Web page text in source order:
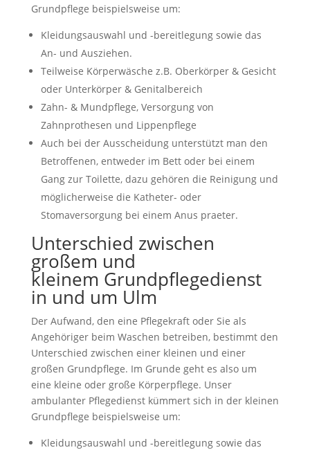
Grundpflege beispielsweise um:
Kleidungsauswahl und -bereitlegung sowie das
An- und Ausziehen.
Teilweise Körperwäsche z.B. Oberkörper & Gesicht
oder Unterkörper & Genitalbereich
Zahn- & Mundpflege, Versorgung von
Zahnprothesen und Lippenpflege
Auch bei der Ausscheidung unterstützt man den
Betroffenen, entweder im Bett oder bei einem
Gang zur Toilette, dazu gehören die Reinigung und
möglicherweise die Katheter- oder
Stomaversorgung bei einem Anus praeter.
Unterschied zwischen
großem und
kleinem Grundpflegedienst
in und um Ulm
Der Aufwand, den eine Pflegekraft oder Sie als
Angehöriger beim Waschen betreiben, bestimmt den
Unterschied zwischen einer kleinen und einer
großen Grundpflege. Im Grunde geht es also um
eine kleine oder große Körperpflege. Unser
ambulanter Pflegedienst kümmert sich in der kleinen
Grundpflege beispielsweise um:
Kleidungsauswahl und -bereitlegung sowie das